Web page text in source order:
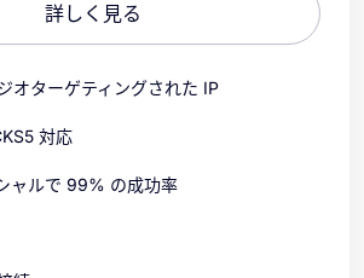
詳しく見る
オターゲティングされた IP
対応
ャルで 99% の成功率